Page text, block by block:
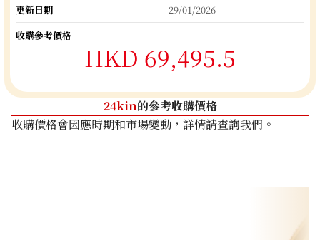
更新日期
29/01/2026
收購參考價格
HKD 69,495.5
24kin的參考收購價格
收購價格會因應時期和市場變動，詳情請查詢我們。